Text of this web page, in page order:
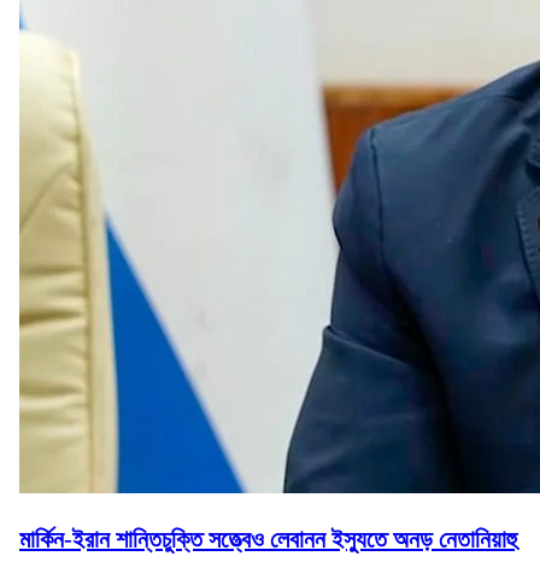
মার্কিন-ইরান শান্তিচুক্তি সত্ত্বেও লেবানন ইস্যুতে অনড় নেতানিয়াহু